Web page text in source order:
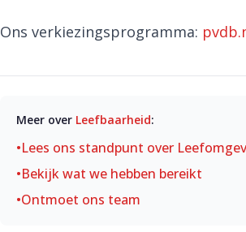
Ons verkiezingsprogramma:
Meer over Leefbaarheid:
•Lees ons standpunt over
•Bekijk wat we hebben bereikt
•Ontmoet ons team